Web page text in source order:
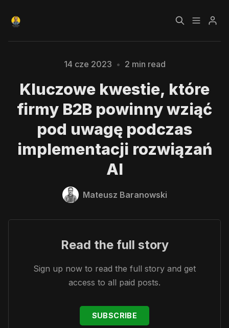
Czym jest Growth
Bezpłatny kurs o
Kursy Strefa Premium
Please enter at least 3 characters
14 cze 2023 • 2 min read
Kluczowe kwestie, które
firmy B2B powinny wziąć
pod uwagę podczas
implementacji rozwiązań
AI
Mateusz Baranowski
Read the full story
Sign up now to read the full story and get
access to all paid posts.
SUBSCRIBE